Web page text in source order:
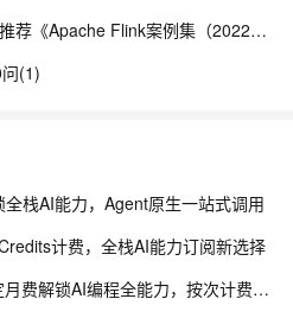
【藏经阁一起读（27）】本周推荐《Apache Flink案例集（2022版）》，你有哪些心得？
(1)
栈AI能力，Agent原生一站式调用
计费，全栈AI能力订阅新选择
阿里云百炼Coding Plan：固定月费解锁AI编程全能力，按次计费告别Token焦虑